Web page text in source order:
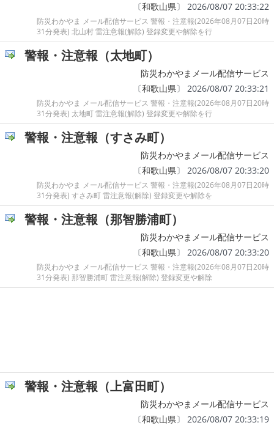
〔和歌山県〕 2026/08/07 20:33:22
防災わかやま メール配信サービス 警報・注意報(2026年08月07日20時
31分発表) 北山村 雷注意報(解除) 登録変更や解除を行
警報・注意報（太地町）
防災わかやまメール配信サービス
〔和歌山県〕 2026/08/07 20:33:21
防災わかやま メール配信サービス 警報・注意報(2026年08月07日20時
31分発表) 太地町 雷注意報(解除) 登録変更や解除を行
警報・注意報（すさみ町）
防災わかやまメール配信サービス
〔和歌山県〕 2026/08/07 20:33:20
防災わかやま メール配信サービス 警報・注意報(2026年08月07日20時
31分発表) すさみ町 雷注意報(解除) 登録変更や解除を
警報・注意報（那智勝浦町）
防災わかやまメール配信サービス
〔和歌山県〕 2026/08/07 20:33:20
防災わかやま メール配信サービス 警報・注意報(2026年08月07日20時
31分発表) 那智勝浦町 雷注意報(解除) 登録変更や解除
警報・注意報（上富田町）
防災わかやまメール配信サービス
〔和歌山県〕 2026/08/07 20:33:19